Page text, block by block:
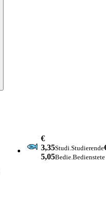
€
3,35Studi. Studierende
5,05Bedie. Bedienstete